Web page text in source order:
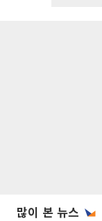
많이 본 뉴스